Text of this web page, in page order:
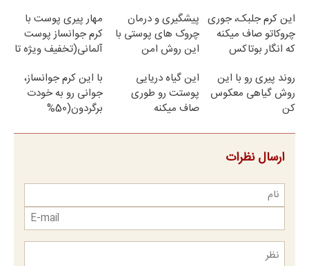
این کرم جلبک، جوری
چروکاتو صاف میکنه
که انگار بوتاکس
پیشگیری و درمان
چروک های پوستی با
این روش امن
مهار پیری پوست با
کرم جوانساز پوست
آلمانی(تخفیف ویژه تا
روند پیری رو با این
روش گیاهی معکوس
کن
این گیاه دریایی
پوستت رو طوری
صاف میکنه
شدی🔥لینک خرید
با این کرم جوانساز،
جوانی رو به خودت
برگردون(50%
ارسال نظرات